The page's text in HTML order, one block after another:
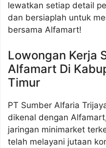
lewatkan setiap detail
dan bersiaplah untuk
bersama Alfamart!
Lowongan Kerja
Alfamart Di
Timur
PT Sumber Alfaria
dikenal dengan
jaringan minimarket
telah melayani jutaan